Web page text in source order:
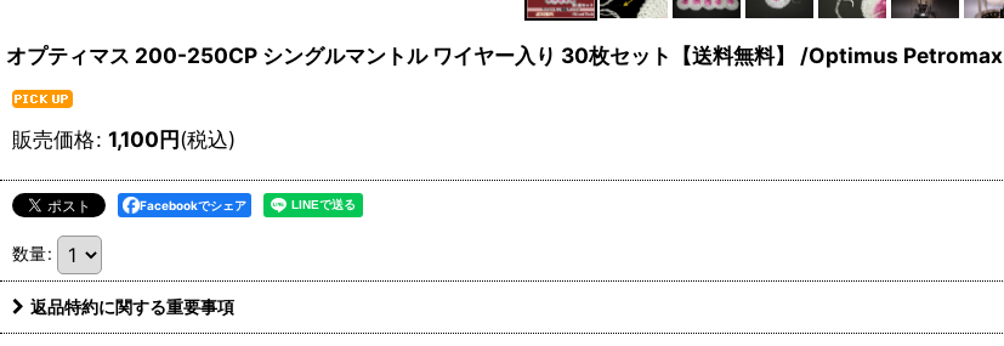
オプティマス 200-250CP シングルマントル ワイヤー入り 30枚セット【送料無料】 /Optimus Petromax
販売価格: 1,100円(税込)
Facebookでシェア
数量:
返品特約に関する重要事項